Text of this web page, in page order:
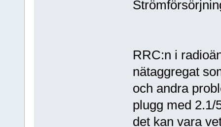
RRC:n i
nätaggregat
och andra
plugg med 2.1/
det kan vara